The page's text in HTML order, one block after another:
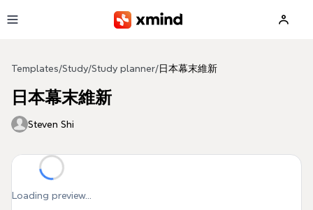
Templates/Study/Study planner/ 日本幕末維新
日本幕末維新
Steven Shi
Loading preview...